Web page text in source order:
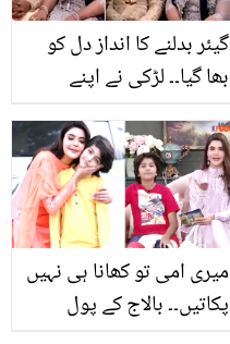
گیئر بدلنے کا انداز دل کو
بھا گیا۔۔ لڑکی نے اپنے
دلچسپ کہانی
میری امی تو کھانا ہی نہیں
پکاتیں۔۔ بالاج کے پول